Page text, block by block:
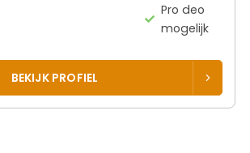
Pro deo
mogelijk
BEKIJK PROFIEL